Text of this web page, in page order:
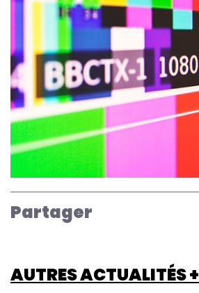
Partager
AUTRES ACTUALITÉS +